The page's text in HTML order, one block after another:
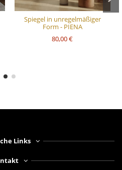
Spiegel in unregelmäßiger
Form - PIENA
80,00 €
Links